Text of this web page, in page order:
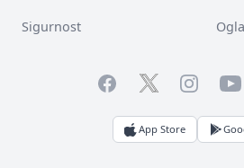
Sigurnost
FacebookTwitterInstagram
App Store